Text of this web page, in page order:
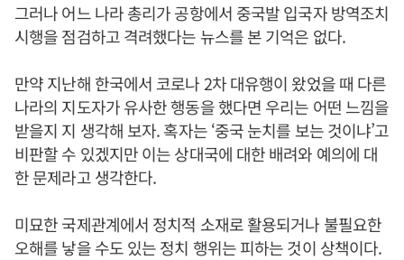
그러나 어느 나라 총리가 공항에서 중국발 입국자 방역조치
시행을 점검하고 격려했다는 뉴스를 본 기억은 없다.
만약 지난해 한국에서 코로나 2차 대유행이 왔었을 때 다른
나라의 지도자가 유사한 행동을 했다면 우리는 어떤 느낌을
받을지 지 생각해 보자. 혹자는 ‘중국 눈치를 보는 것이냐’고
비판할 수 있겠지만 이는 상대국에 대한 배려와 예의에 대
한 문제라고 생각한다.
미묘한 국제관계에서 정치적 소재로 활용되거나 불필요한
오해를 낳을 수도 있는 정치 행위는 피하는 것이 상책이다.